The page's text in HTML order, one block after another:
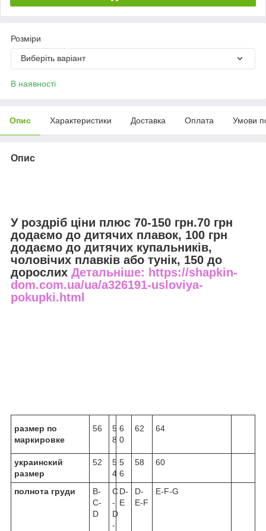
Розміри
Виберіть варіант
В наявності
Опис Характеристики Доставка Оплата Умови
Опис
У роздріб ціни плюс 70-150 грн.70 грн
додаємо до дитячих плавок, 100 грн
додаємо до дитячих купальників,
чоловічих плавків або тунік, 150 до
дорослих Детальніше: https://shapkin-
dom.com.ua/ua/a326191-usloviya-
pokupki.html
размер по
маркировке
56
5
8
6
0
62 64
украинский
размер
52
5
4
5
6
58 60
полнота груди
B-
C-
D
C
-
D
-
D-
E
D-
E-F
E-F-G